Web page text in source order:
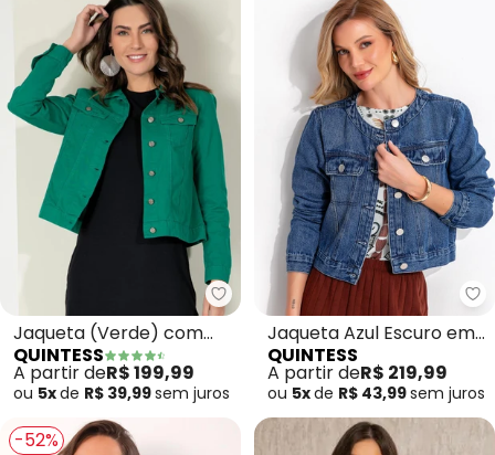
Quintess - Jaqueta (Verde)
Jaqueta (Verde) com
Bolsos e Gola
QUINTESS
A partir deR$ 199,99
ou 5xde R$ 39,99sem juros
Jaqueta Azul Escuro em
Tecido Sarjado
QUINTESS
A partir deR$ 219,99
ou 5xde R$ 43,99sem juros
-52%